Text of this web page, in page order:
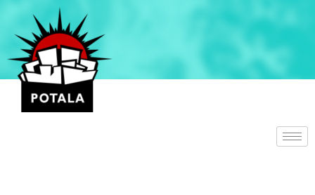
Přeskočit
obsah